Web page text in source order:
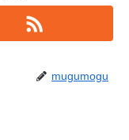
mugumogu